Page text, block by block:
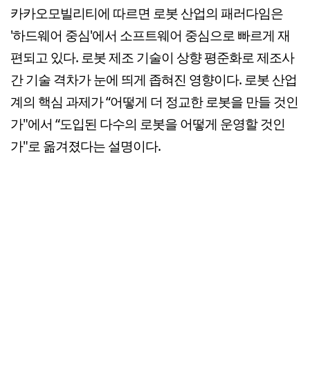
카카오모빌리티에 따르면 로봇 산업의 패러다임은
'하드웨어 중심'에서 소프트웨어 중심으로 빠르게 재
편되고 있다. 로봇 제조 기술이 상향 평준화로 제조사
간 기술 격차가 눈에 띄게 좁혀진 영향이다. 로봇 산업
계의 핵심 과제가 “어떻게 더 정교한 로봇을 만들 것인
가"에서 “도입된 다수의 로봇을 어떻게 운영할 것인
가"로 옮겨졌다는 설명이다.